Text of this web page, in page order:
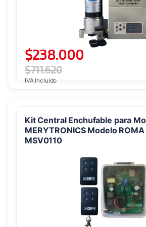
$238.000
$711.620
IVA Incluido
Kit Central Enchufable para
MERYTRONICS Modelo ROMA
MSV0110